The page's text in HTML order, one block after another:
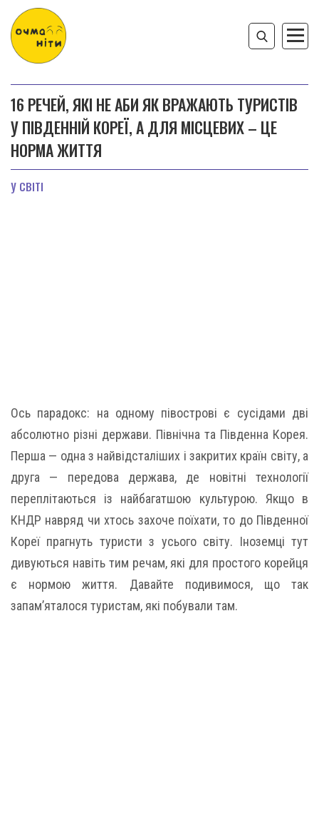
16 РЕЧЕЙ, ЯКІ НЕ АБИ ЯК ВРАЖАЮТЬ ТУРИСТІВ
У ПІВДЕННІЙ КОРЕЇ, А ДЛЯ МІСЦЕВИХ – ЦЕ
НОРМА ЖИТТЯ
У СВІТІ
Ось парадокс: на одному півострові є сусідами дві
абсолютно різні держави. Північна та Південна Корея.
Перша — одна з найвідсталіших і закритих країн світу, а
друга — передова держава, де новітні технології
переплітаються із найбагатшою культурою. Якщо в
КНДР навряд чи хтось захоче поїхати, то до Південної
Кореї прагнуть туристи з усього світу. Іноземці тут
дивуються навіть тим речам, які для простого корейця
є нормою життя. Давайте подивимося, що так
запам’яталося туристам, які побували там.